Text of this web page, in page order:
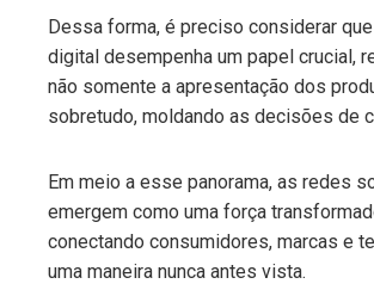
Dessa forma, é preciso considerar
digital desempenha um papel crucial,
não somente a apresentação dos
sobretudo, moldando as decisões de
Em meio a esse panorama, as redes
emergem como uma força
conectando consumidores, marcas e
uma maneira nunca antes vista.